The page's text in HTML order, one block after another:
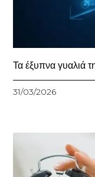
Τα έξυπνα γυαλιά
31/03/2026